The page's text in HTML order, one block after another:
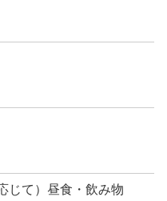
じて）昼食・飲み物